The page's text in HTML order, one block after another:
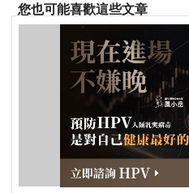
您也可能喜歡這些文章